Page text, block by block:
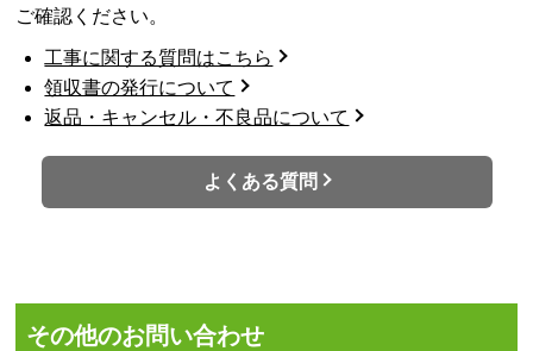
ご確認ください。
工事に関する質問はこちら
領収書の発行について
返品・キャンセル・不良品について
よくある質問
その他のお問い合わせ